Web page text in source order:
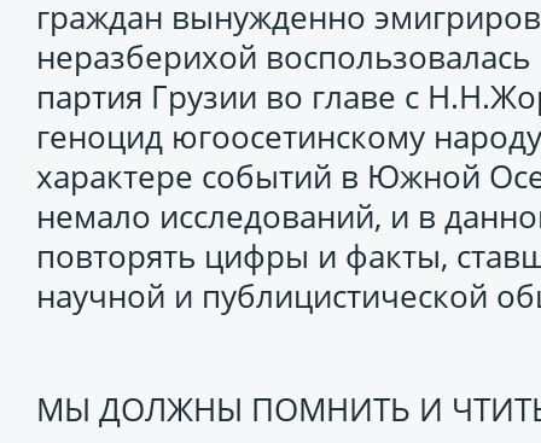
граждан вынужденно
неразберихой
партия Грузии во главе с
геноцид югоосетинскому
характере событий в Южной
немало исследований, и в
повторять цифры и факты,
научной и публицистической
МЫ ДОЛЖНЫ ПОМНИТЬ И